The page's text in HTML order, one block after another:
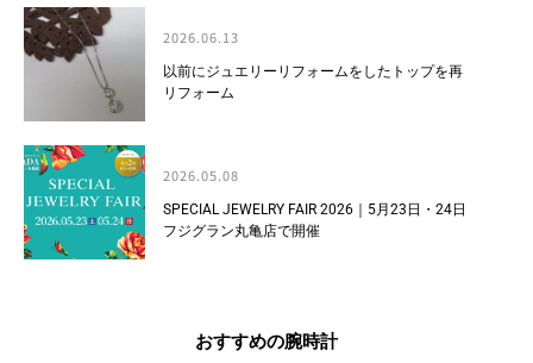
2026.06.13
以前にジュエリーリフォームをしたトップを再
リフォーム
2026.05.08
SPECIAL JEWELRY FAIR 2026｜5月23日・24日
フジグラン丸亀店で開催
おすすめの腕時計